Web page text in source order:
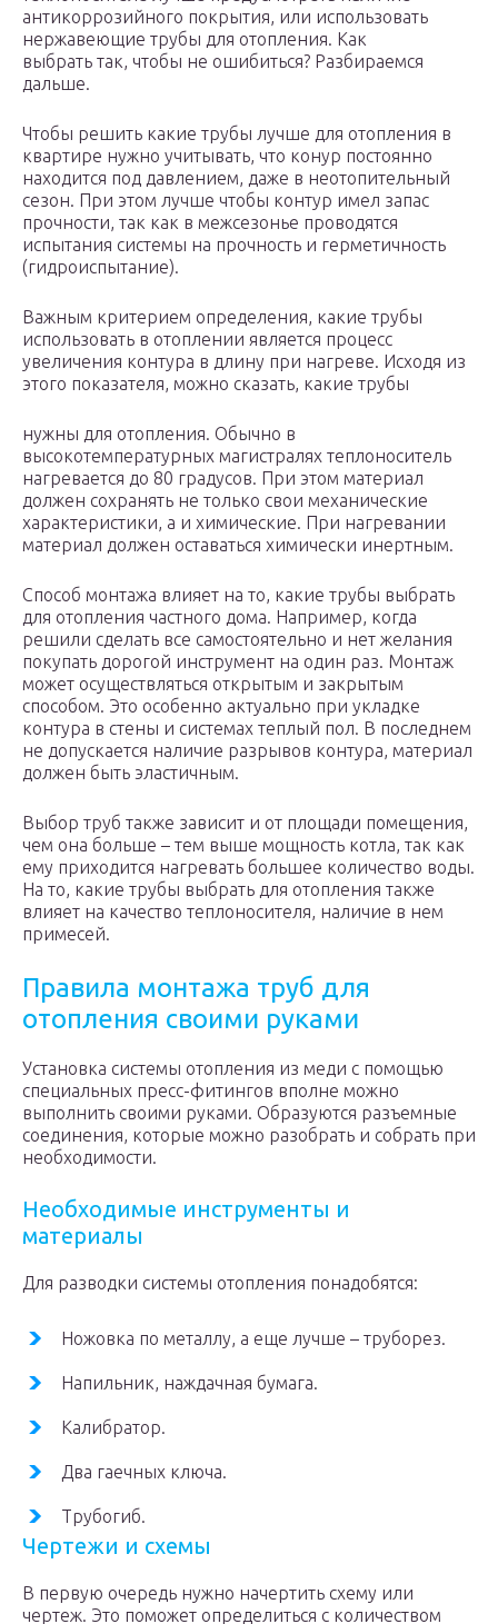
антикоррозийного покрытия, или использовать
нержавеющие трубы для отопления. Как
выбрать так, чтобы не ошибиться? Разбираемся
дальше.
Чтобы решить какие трубы лучше для отопления в
квартире нужно учитывать, что конур постоянно
находится под давлением, даже в неотопительный
сезон. При этом лучше чтобы контур имел запас
прочности, так как в межсезонье проводятся
испытания системы на прочность и герметичность
(гидроиспытание).
Важным критерием определения, какие трубы
использовать в отоплении является процесс
увеличения контура в длину при нагреве. Исходя из
этого показателя, можно сказать, какие трубы
нужны для отопления. Обычно в
высокотемпературных магистралях теплоноситель
нагревается до 80 градусов. При этом материал
должен сохранять не только свои механические
характеристики, а и химические. При нагревании
материал должен оставаться химически инертным.
Способ монтажа влияет на то, какие трубы выбрать
для отопления частного дома. Например, когда
решили сделать все самостоятельно и нет желания
покупать дорогой инструмент на один раз. Монтаж
может осуществляться открытым и закрытым
способом. Это особенно актуально при укладке
контура в стены и системах теплый пол. В последнем
не допускается наличие разрывов контура, материал
должен быть эластичным.
Выбор труб также зависит и от площади помещения,
чем она больше – тем выше мощность котла, так как
ему приходится нагревать большее количество воды.
На то, какие трубы выбрать для отопления также
влияет на качество теплоносителя, наличие в нем
примесей.
Правила монтажа труб для
отопления своими руками
Установка системы отопления из меди с помощью
специальных пресс-фитингов вполне можно
выполнить своими руками. Образуются разъемные
соединения, которые можно разобрать и собрать при
необходимости.
Необходимые инструменты и
материалы
Для разводки системы отопления понадобятся:
Ножовка по металлу, а еще лучше – труборез.
Напильник, наждачная бумага.
Калибратор.
Два гаечных ключа.
Трубогиб.
Чертежи и схемы
В первую очередь нужно начертить схему или
чертеж. Это поможет определиться с количеством